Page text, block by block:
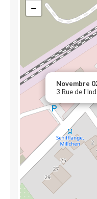
Novembre
3 Rue de
−